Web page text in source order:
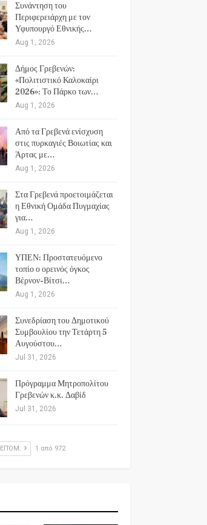
Συνάντηση του
Περιφερειάρχη με τον
Υφυπουργό Εθνικής…
Aug 1, 2026
Δήμος Γρεβενών:
«Πολιτιστικό Καλοκαίρι
2026»: Το Πάρκο των…
Aug 1, 2026
Από τα Γρεβενά ενίσχυση
στις πυρκαγιές Βοιωτίας και
Άρτας με…
Aug 1, 2026
Στα Γρεβενά προετοιμάζεται
η Εθνική Ομάδα Πυγμαχίας
για…
Aug 1, 2026
ΥΠΕΝ: Προστατευόμενο
τοπίο ο ορεινός όγκος
Βέρνον-Βίτσι…
Aug 1, 2026
Συνεδρίαση του Δημοτικού
Συμβουλίου την Τετάρτη 5
Αυγούστου…
Jul 31, 2026
Πρόγραμμα Μητροπολίτου
Γρεβενών κ.κ. Δαβίδ
Jul 31, 2026
ΕΠΌΜ. 1 από 972